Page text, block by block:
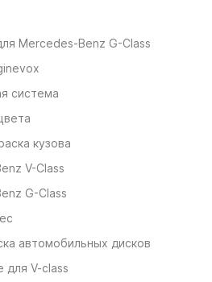
Mercedes-Benz G-Class
система
кузова
V-Class
G-Class
автомобильных дисков
для V-class